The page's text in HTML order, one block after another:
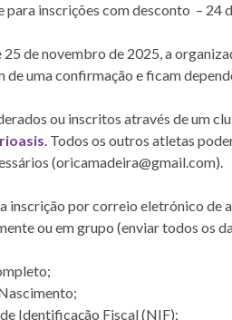
para inscrições com desconto – 24
de novembro de 2025, a
de uma confirmação e ficam
ou inscritos através de um
. Todos os outros atletas
(oricamadeira@gmail.com).
inscrição por correio eletrónico de
ou em grupo (enviar todos os
Identificação Fiscal (NIF);